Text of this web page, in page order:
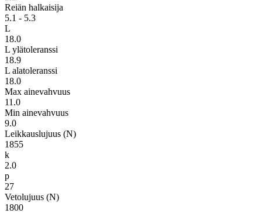
Reiän halkaisija
5.1 - 5.3
L
18.0
L ylätoleranssi
18.9
L alatoleranssi
18.0
Max ainevahvuus
11.0
Min ainevahvuus
9.0
Leikkauslujuus (N)
1855
k
2.0
p
27
Vetolujuus (N)
1800